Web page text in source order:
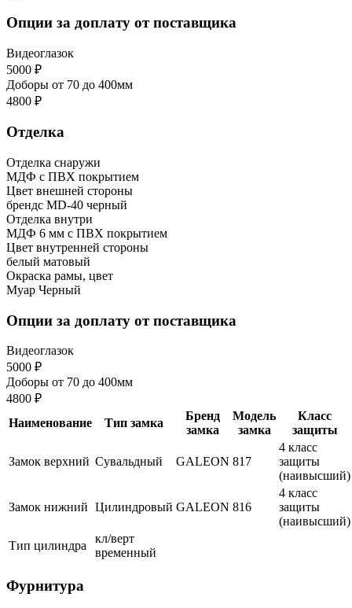
Опции за доплату от поставщика
Видеоглазок
5000 ₽
Доборы от 70 до 400мм
4800 ₽
Отделка
Отделка снаружи
МДФ с ПВХ покрытием
Цвет внешней стороны
брендс MD-40 черный
Отделка внутри
МДФ 6 мм с ПВХ покрытием
Цвет внутренней стороны
белый матовый
Окраска рамы, цвет
Муар Черный
Опции за доплату от поставщика
Видеоглазок
5000 ₽
Доборы от 70 до 400мм
4800 ₽
Наименование
Тип замка
Бренд
замка
Модель
замка
Класс
защиты
Замок верхний Сувальдный GALEON 817
4 класс
защиты
(наивысший)
Замок нижний Цилиндровый GALEON 816
4 класс
защиты
(наивысший)
Тип цилиндра
кл/верт
временный
Фурнитура